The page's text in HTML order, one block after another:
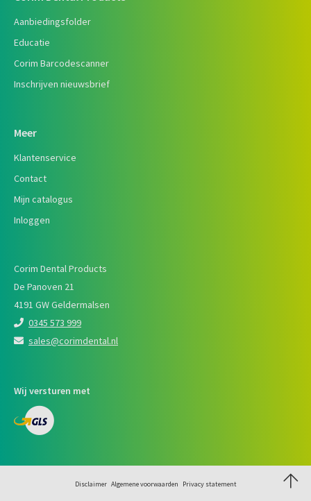
Aanbiedingsfolder
Educatie
Corim Barcodescanner
Inschrijven nieuwsbrief
Meer
Klantenservice
Contact
Mijn catalogus
Inloggen
Corim Dental Products
De Panoven 21
4191 GW Geldermalsen
0345 573 999
sales@corimdental.nl
Wij versturen met
Disclaimer Algemene voorwaarden Privacy statement